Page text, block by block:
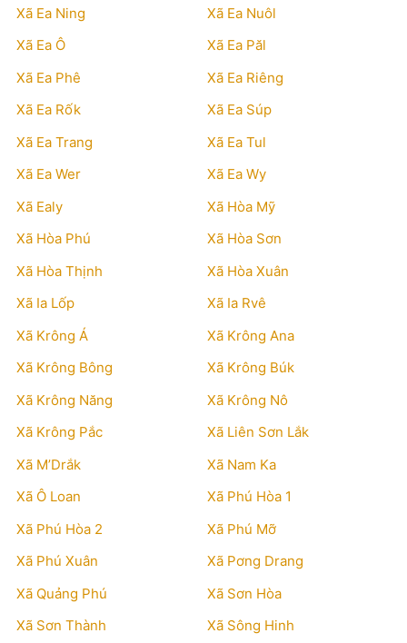
Xã Ea Ning
Xã Ea Nuôl
Xã Ea Ô
Xã Ea Păl
Xã Ea Phê
Xã Ea Riêng
Xã Ea Rốk
Xã Ea Súp
Xã Ea Trang
Xã Ea Tul
Xã Ea Wer
Xã Ea Wy
Xã Ealy
Xã Hòa Mỹ
Xã Hòa Phú
Xã Hòa Sơn
Xã Hòa Thịnh
Xã Hòa Xuân
Xã Ia Lốp
Xã Ia Rvê
Xã Krông Á
Xã Krông Ana
Xã Krông Bông
Xã Krông Búk
Xã Krông Năng
Xã Krông Nô
Xã Krông Pắc
Xã Liên Sơn Lắk
Xã M’Drắk
Xã Nam Ka
Xã Ô Loan
Xã Phú Hòa 1
Xã Phú Hòa 2
Xã Phú Mỡ
Xã Phú Xuân
Xã Pơng Drang
Xã Quảng Phú
Xã Sơn Hòa
Xã Sơn Thành
Xã Sông Hinh